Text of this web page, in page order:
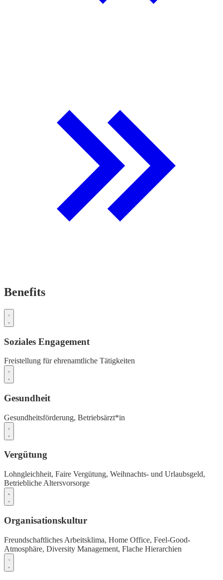
Benefits
Soziales Engagement
Freistellung für ehrenamtliche Tätigkeiten
Gesundheit
Gesundheitsförderung, Betriebsärzt*in
Vergütung
Lohngleichheit, Faire Vergütung, Weihnachts- und Urlaubsgeld,
Betriebliche Altersvorsorge
Organisationskultur
Freundschaftliches Arbeitsklima, Home Office, Feel-Good-
Atmosphäre, Diversity Management, Flache Hierarchien